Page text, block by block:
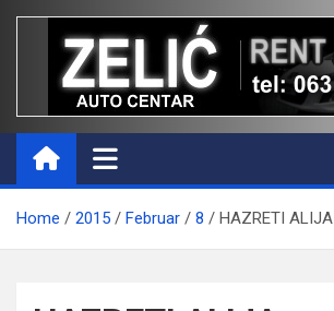
Ljubušaci
Svom voljenom gradu
Home 2015 Februar 8 HAZRETI ALIJA